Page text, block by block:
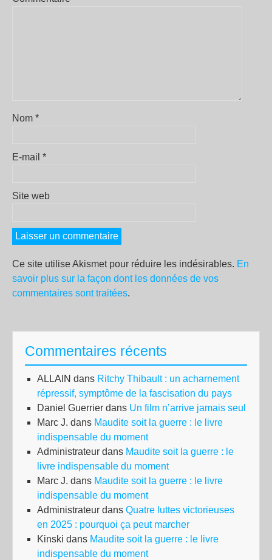
Nom *
E-mail *
Site web
Ce site utilise Akismet pour réduire les indésirables. En
savoir plus sur la façon dont les données de vos
commentaires sont traitées.
Commentaires récents
ALLAIN dans Ritchy Thibault : un acharnement
répressif, symptôme de la fascisation du pays
Daniel Guerrier dans Un film n’arrive jamais seul
Marc J. dans Maudite soit la guerre : le livre
indispensable du moment
Administrateur dans Maudite soit la guerre : le
livre indispensable du moment
Marc J. dans Maudite soit la guerre : le livre
indispensable du moment
Administrateur dans Quatre luttes victorieuses
en 2025 : pourquoi ça peut marcher
Kinski dans Maudite soit la guerre : le livre
indispensable du moment